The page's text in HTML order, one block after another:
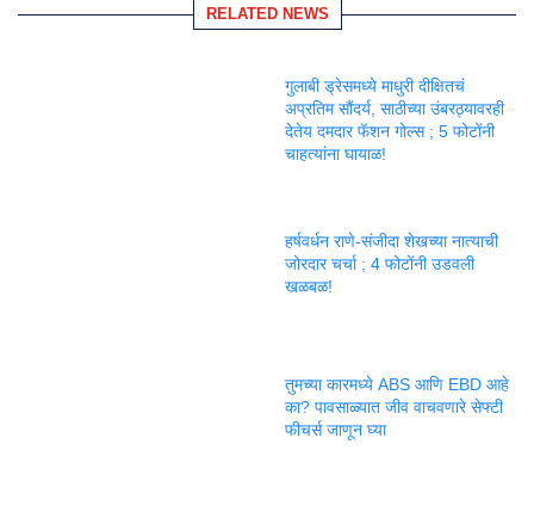
RELATED NEWS
गुलाबी ड्रेसमध्ये माधुरी दीक्षितचं
अप्रतिम सौंदर्य, साठीच्या उंबरठ्यावरही
देतेय दमदार फॅशन गोल्स ; 5 फोटोंनी
चाहत्यांना घायाळ!
हर्षवर्धन राणे-संजीदा शेखच्या नात्याची
जोरदार चर्चा ; 4 फोटोंनी उडवली
खळबळ!
तुमच्या कारमध्ये ABS आणि EBD आहे
का? पावसाळ्यात जीव वाचवणारे सेफ्टी
फीचर्स जाणून घ्या